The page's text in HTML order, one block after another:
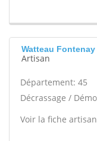
Watteau
Artisan
Département: 45
Décrassage /
Voir la fiche